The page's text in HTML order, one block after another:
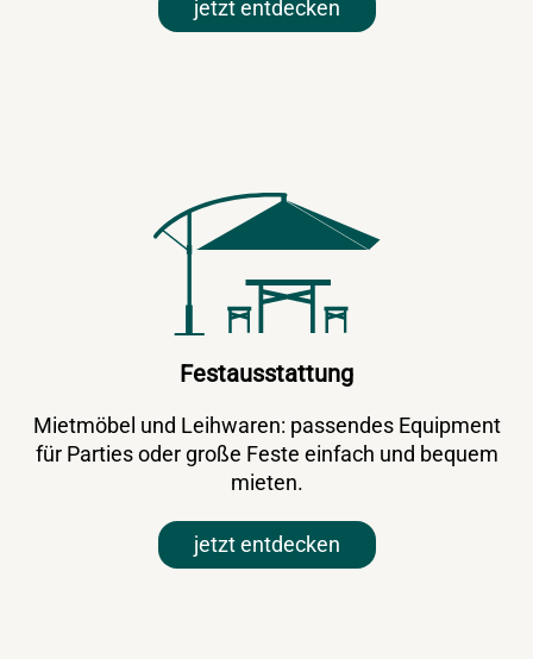
jetzt entdecken
Festausstattung
Mietmöbel und Leihwaren: passendes Equipment
für Parties oder große Feste einfach und bequem
mieten.
jetzt entdecken